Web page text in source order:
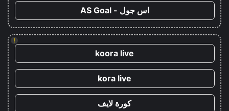
اس جول - AS Goal
!
koora live
kora live
كورة لايف